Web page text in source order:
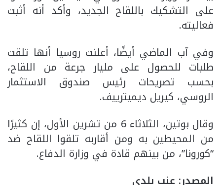
على التشكيك باللقاح الجديد، وأكد أنه أثبت
فعاليته.
وفي آب الماضي أيضًا، أعلنت روسيا أنها تلقت
طلبات للحصول على مليار جرعة من اللقاح،
بحسب تصريحات رئيس صندوق الاستثمار
الروسي، كيريل ديميترييف.
وقال بوتين، الثلاثاء 6 من تشرين الأول، إن كثيرًا
من المحيطين به ومن أقاربه تلقوا اللقاح ضد
“كورونا”، من بينهم قادة في وزارة الدفاع.
المصدر: عنب بلدي